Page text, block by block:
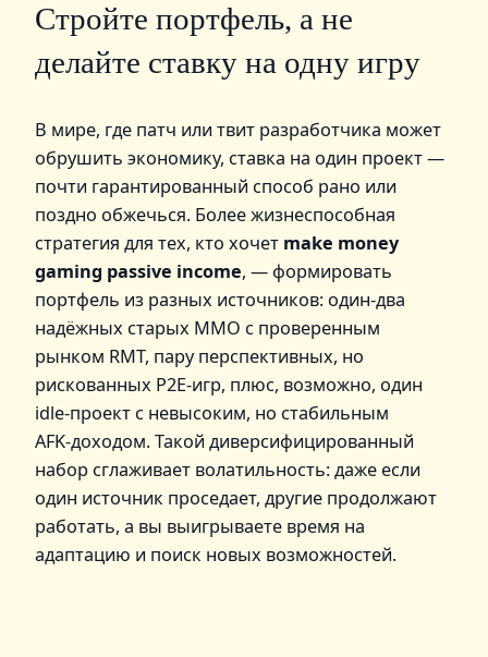
Стройте портфель, а не
делайте ставку на одну игру
В мире, где патч или твит разработчика может
обрушить экономику, ставка на один проект —
почти гарантированный способ рано или
поздно обжечься. Более жизнеспособная
стратегия для тех, кто хочет make money
gaming passive income, — формировать
портфель из разных источников: один‑два
надёжных старых MMO с проверенным
рынком RMT, пару перспективных, но
рискованных P2E‑игр, плюс, возможно, один
idle‑проект с невысоким, но стабильным
AFK‑доходом. Такой диверсифицированный
набор сглаживает волатильность: даже если
один источник проседает, другие продолжают
работать, а вы выигрываете время на
адаптацию и поиск новых возможностей.